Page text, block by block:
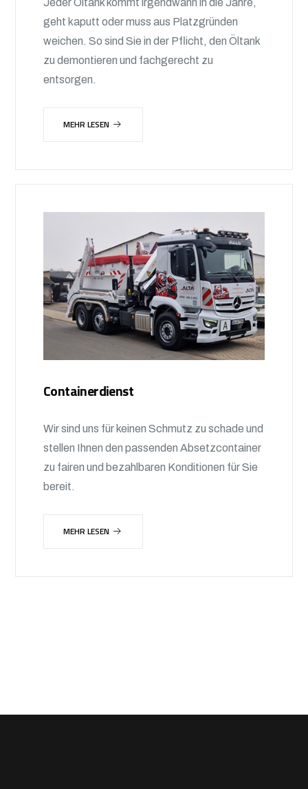
Jeder Öltank kommt irgendwann in die Jahre,
geht kaputt oder muss aus Platzgründen
weichen. So sind Sie in der Pflicht, den Öltank
zu demontieren und fachgerecht zu
entsorgen.
MEHR LESEN
Containerdienst
Wir sind uns für keinen Schmutz zu schade und
stellen Ihnen den passenden Absetzcontainer
zu fairen und bezahlbaren Konditionen für Sie
bereit.
MEHR LESEN